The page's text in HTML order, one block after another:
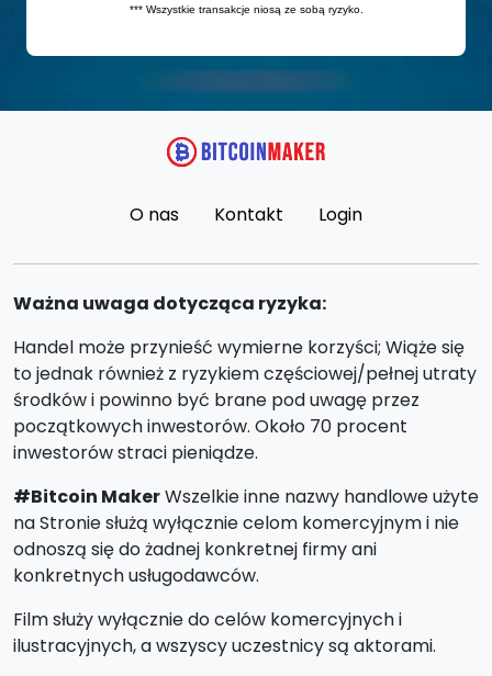
O nas Kontakt Login
Ważna uwaga dotycząca ryzyka:
Handel może przynieść wymierne korzyści; Wiąże się
to jednak również z ryzykiem częściowej/pełnej utraty
środków i powinno być brane pod uwagę przez
początkowych inwestorów. Około 70 procent
inwestorów straci pieniądze.
#Bitcoin MakerWszelkie inne nazwy handlowe użyte
na Stronie służą wyłącznie celom komercyjnym i nie
odnoszą się do żadnej konkretnej firmy ani
konkretnych usługodawców.
Film służy wyłącznie do celów komercyjnych i
ilustracyjnych, a wszyscy uczestnicy są aktorami.